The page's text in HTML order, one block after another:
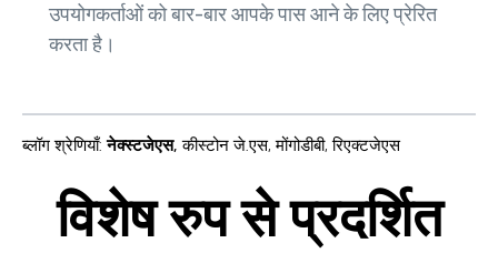
उपयोगकर्ताओं को बार-बार आपके पास आने के लिए प्रेरित
करता है।
ब्लॉग श्रेणियाँ: नेक्स्टजेएस, कीस्टोन जे.एस,मोंगोडीबी,रिएक्टजेएस
विशेष रुप से प्रदर्शित